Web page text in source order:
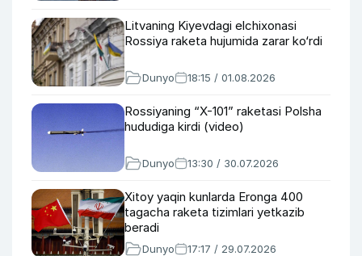
Litvaning Kiyevdagi elchixonasi
Rossiya raketa hujumida zarar ko‘rdi
Dunyo 18:15 / 01.08.2026
Rossiyaning “X-101” raketasi Polsha
hududiga kirdi (video)
Dunyo 13:30 / 30.07.2026
Xitoy yaqin kunlarda Eronga 400
tagacha raketa tizimlari yetkazib
beradi
Dunyo 17:17 / 29.07.2026